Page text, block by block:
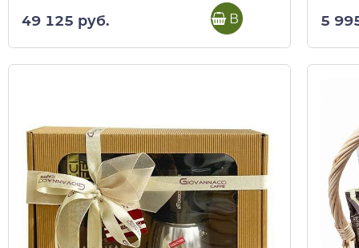
49 125 руб. В корзину 5